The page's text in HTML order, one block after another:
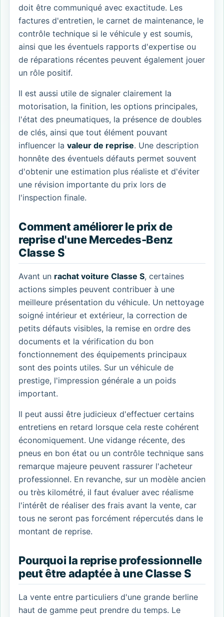
doit être communiqué avec exactitude. Les
factures d'entretien, le carnet de maintenance, le
contrôle technique si le véhicule y est soumis,
ainsi que les éventuels rapports d'expertise ou
de réparations récentes peuvent également jouer
un rôle positif.
Il est aussi utile de signaler clairement la
motorisation, la finition, les options principales,
l'état des pneumatiques, la présence de doubles
de clés, ainsi que tout élément pouvant
influencer la valeur de reprise. Une description
honnête des éventuels défauts permet souvent
d'obtenir une estimation plus réaliste et d'éviter
une révision importante du prix lors de
l'inspection finale.
Comment améliorer le prix de
reprise d'une Mercedes-Benz
Classe S
Avant un rachat voiture Classe S, certaines
actions simples peuvent contribuer à une
meilleure présentation du véhicule. Un nettoyage
soigné intérieur et extérieur, la correction de
petits défauts visibles, la remise en ordre des
documents et la vérification du bon
fonctionnement des équipements principaux
sont des points utiles. Sur un véhicule de
prestige, l'impression générale a un poids
important.
Il peut aussi être judicieux d'effectuer certains
entretiens en retard lorsque cela reste cohérent
économiquement. Une vidange récente, des
pneus en bon état ou un contrôle technique sans
remarque majeure peuvent rassurer l'acheteur
professionnel. En revanche, sur un modèle ancien
ou très kilométré, il faut évaluer avec réalisme
l'intérêt de réaliser des frais avant la vente, car
tous ne seront pas forcément répercutés dans le
montant de reprise.
Pourquoi la reprise professionnelle
peut être adaptée à une Classe S
La vente entre particuliers d'une grande berline
haut de gamme peut prendre du temps. Le